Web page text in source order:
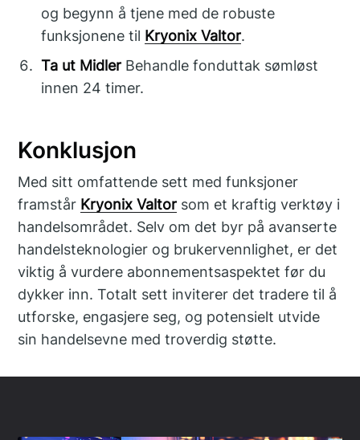
og begynn å tjene med de robuste
funksjonene til Kryonix Valtor.
Ta ut Midler Behandle fonduttak sømløst
innen 24 timer.
Konklusjon
Med sitt omfattende sett med funksjoner
framstår Kryonix Valtor som et kraftig verktøy i
handelsområdet. Selv om det byr på avanserte
handelsteknologier og brukervennlighet, er det
viktig å vurdere abonnementsaspektet før du
dykker inn. Totalt sett inviterer det tradere til å
utforske, engasjere seg, og potensielt utvide
sin handelsevne med troverdig støtte.